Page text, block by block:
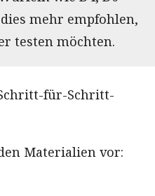
mehr empfohlen,
testen möchten.
für-Schritt-
Materialien vor: